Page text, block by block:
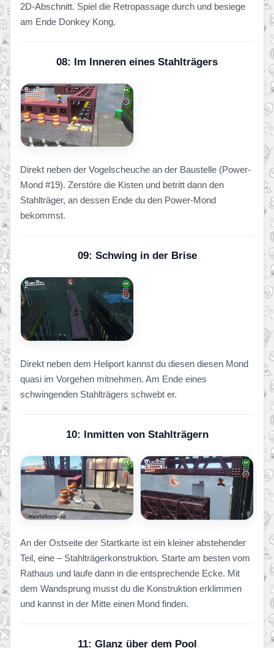
2D-Abschnitt. Spiel die Retropassage durch und besiege
am Ende Donkey Kong.
08: Im Inneren eines Stahlträgers
Direkt neben der Vogelscheuche an der Baustelle (Power-
Mond #19). Zerstöre die Kisten und betritt dann den
Stahlträger, an dessen Ende du den Power-Mond
bekommst.
09: Schwing in der Brise
Direkt neben dem Heliport kannst du diesen diesen Mond
quasi im Vorgehen mitnehmen. Am Ende eines
schwingenden Stahlträgers schwebt er.
10: Inmitten von Stahlträgern
An der Ostseite der Startkarte ist ein kleiner abstehender
Teil, eine – Stahlträgerkonstruktion. Starte am besten vom
Rathaus und laufe dann in die entsprechende Ecke. Mit
dem Wandsprung musst du die Konstruktion erklimmen
und kannst in der Mitte einen Mond finden.
11: Glanz über dem Pool